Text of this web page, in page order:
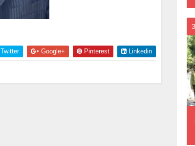
Twitter Google+ Pinterest Linkedin